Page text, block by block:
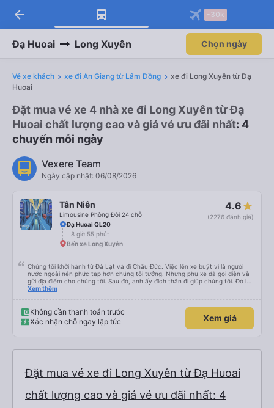
arrow_back -30k
Đạ Huoai Long Xuyên Chọn ngày
Vé xe khách xe đi An Giang từ Lâm Đồng
xe đi Long Xuyên từ Đạ
Huoai
Đặt mua vé xe 4 nhà xe đi Long Xuyên từ Đạ
Huoai chất lượng cao và giá vé ưu đãi nhất: 4
chuyến mỗi ngày
Vexere Team
Ngày cập nhật: 06/08/2026
Tân Niên
Limousine Phòng Đôi 24 chỗ
4.6
(2276 đánh giá)
Đạ Huoai QL20
8 giờ 55 phút
Bến xe Long Xuyên
Chúng tôi khởi hành từ Đà Lạt và đi Châu Đức. Việc lên xe buýt vì là người
nước ngoài nên phức tạp hơn chúng tôi tưởng. Nhưng phụ xe đã gọi điện và
gửi địa điểm cho chúng tôi. Sau đó, anh ấy đích thân đi giúp chúng tôi. Đó là
lần đầu tiên đi xe giường nằm với hai đứa trẻ nhỏ khá thú vị. Chúng tôi không
điểm dừng, họ đánh thức chúng tôi dậy và đảm bảo chúng tôi đã sẵn sàng.
Nhìn chung, đó là một trải nghiệm tốt. Mỗi giường đều có gối và chăn, và đủ
chỗ cho 1 người lớn và 1 trẻ em nằm thoải mái.
Xem thêm
Không cần thanh toán trước
Xác nhận chỗ ngay lập tức
Xem giá
Đặt mua vé xe đi Long Xuyên từ Đạ Huoai
chất lượng cao và giá vé ưu đãi nhất: 4